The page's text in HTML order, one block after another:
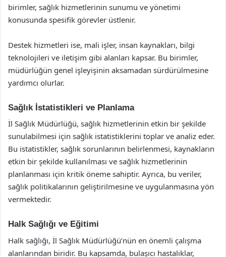
birimler, sağlık hizmetlerinin sunumu ve yönetimi
konusunda spesifik görevler üstlenir.
Destek hizmetleri ise, mali işler, insan kaynakları, bilgi
teknolojileri ve iletişim gibi alanları kapsar. Bu birimler,
müdürlüğün genel işleyişinin aksamadan sürdürülmesine
yardımcı olurlar.
Sağlık İstatistikleri ve Planlama
İl Sağlık Müdürlüğü, sağlık hizmetlerinin etkin bir şekilde
sunulabilmesi için sağlık istatistiklerini toplar ve analiz eder.
Bu istatistikler, sağlık sorunlarının belirlenmesi, kaynakların
etkin bir şekilde kullanılması ve sağlık hizmetlerinin
planlanması için kritik öneme sahiptir. Ayrıca, bu veriler,
sağlık politikalarının geliştirilmesine ve uygulanmasına yön
vermektedir.
Halk Sağlığı ve Eğitimi
Halk sağlığı, İl Sağlık Müdürlüğü’nün en önemli çalışma
alanlarından biridir. Bu kapsamda, bulaşıcı hastalıklar,